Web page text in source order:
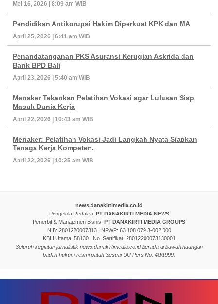
Mei 16, 2026 | 8:09 am WIB
Pendidikan Antikorupsi Hakim Diperkuat KPK dan MA
April 25, 2026 | 6:41 am WIB
Penandatanganan PKS Asuransi Kerugian Askrida dan
Bank BPD Bali
April 23, 2026 | 5:40 am WIB
Menaker Tekankan Pelatihan Vokasi agar Lulusan Siap
Masuk Dunia Kerja
April 22, 2026 | 10:43 am WIB
Menaker: Pelatihan Vokasi Jadi Langkah Nyata Siapkan
Tenaga Kerja Kompeten.
April 22, 2026 | 10:25 am WIB
news.danakirtimedia.co.id
Pengelola Redaksi: PT DANAKIRTI MEDIA NEWS
Penerbit & Manajemen Bisnis: PT DANAKIRTI MEDIA GROUPS
NIB: 2801220007313 | NPWP: 63.108.079.3-002.000
KBLI Utama: 58130 | No. Sertifikat: 28012200073130001
Seluruh kegiatan jurnalistik news.danakirtimedia.co.id berada di bawah naungan
badan hukum resmi patuh Sesuai UU Pers No. 40/1999.